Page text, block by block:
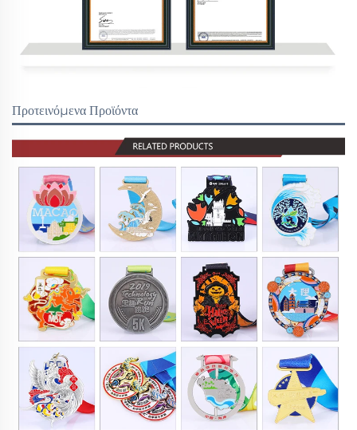
Προτεινόμενα Προϊόντα